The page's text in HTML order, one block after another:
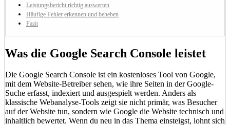
Leistungsbericht richtig auswerten
Häufige Fehler erkennen und beheben
Fazit
Was die Google Search Console leistet
Die Google Search Console ist ein kostenloses Tool von Google,
mit dem Website-Betreiber sehen, wie ihre Seiten in der Google-
Suche erfasst, indexiert und ausgespielt werden. Anders als
klassische Webanalyse-Tools zeigt sie nicht primär, was Besucher
auf der Website tun, sondern wie Google die Website technisch und
inhaltlich bewertet. Wenn du neu in das Thema einsteigst, lohnt sich